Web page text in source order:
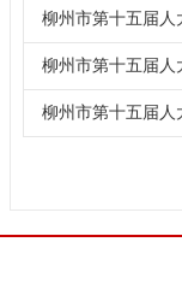
柳州市第十五届人
柳州市第十五届人
柳州市第十五届人